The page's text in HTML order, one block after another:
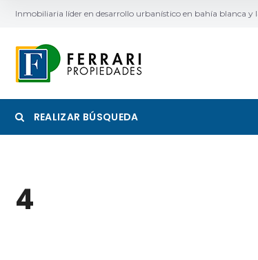
Inmobiliaria líder en desarrollo urbanístico en bahía blanca y
REALIZAR BÚSQUEDA
4